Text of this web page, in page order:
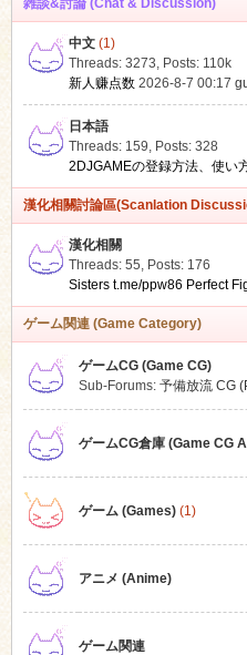
雑談&討論 (Chat & Discussion)
中文(1)
Threads: 3273, Posts: 110k
新人赚点数 2026-8-7 00:17
日本語
Threads: 159, Posts: 328
2DJGAMEの登録方法、使い
漢化相關討論區(Scanlation
漢化相關
Threads: 55, Posts: 176
Sisters t.me/ppw86 Perfect
ゲーム関連 (Game Category)
ゲームCG (Game CG)
Sub-Forums: 予備放流 CG
ゲームCG倉庫 (Game CG
ゲーム (Games)(1)
アニメ (Anime)
ゲーム関連